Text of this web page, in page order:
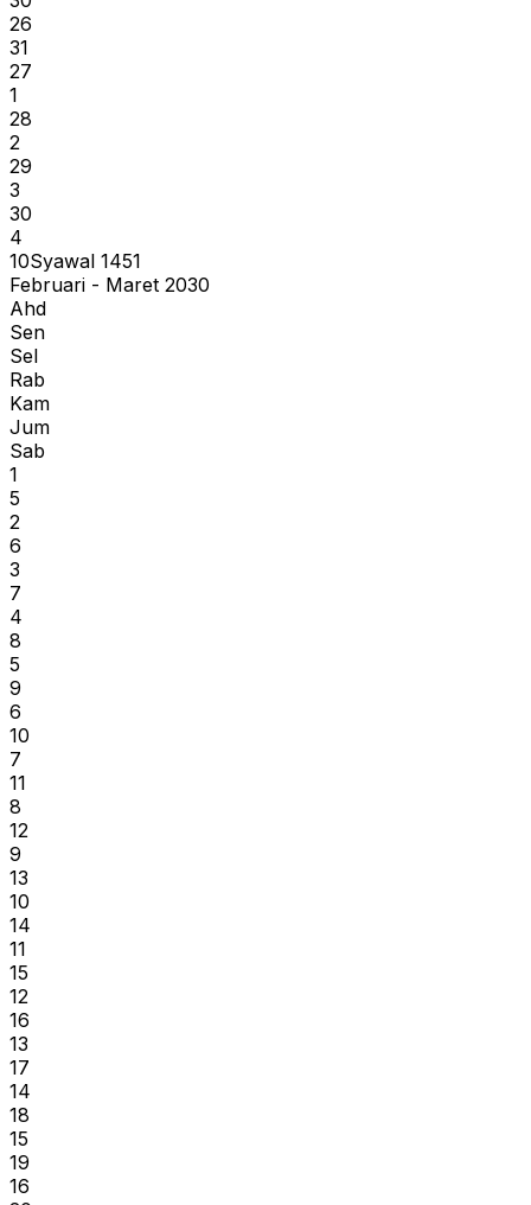
26
31
27
1
28
2
29
3
30
4
10Syawal 1451
Februari - Maret 2030
Ahd
Sen
Sel
Rab
Kam
Jum
Sab
1
5
2
6
3
7
4
8
5
9
6
10
7
11
8
12
9
13
10
14
11
15
12
16
13
17
14
18
15
19
16